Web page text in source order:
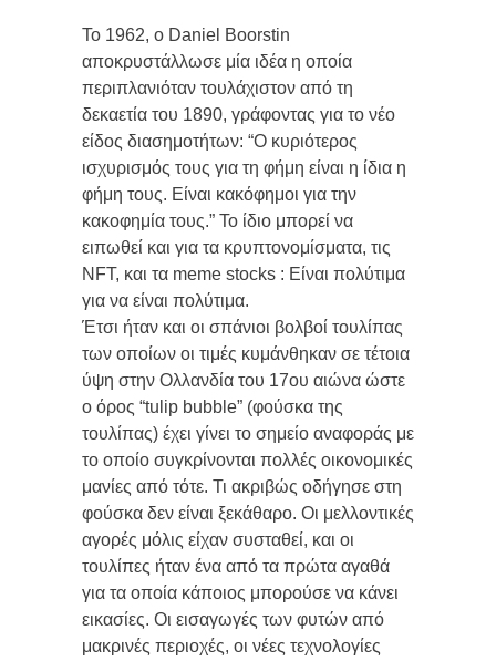
Το 1962, ο Daniel Boorstin
αποκρυστάλλωσε μία ιδέα η οποία
περιπλανιόταν τουλάχιστον από τη
δεκαετία του 1890, γράφοντας για το νέο
είδος διασημοτήτων: “Ο κυριότερος
ισχυρισμός τους για τη φήμη είναι η ίδια η
φήμη τους. Είναι κακόφημοι για την
κακοφημία τους.” Το ίδιο μπορεί να
ειπωθεί και για τα κρυπτονομίσματα, τις
NFT, και τα meme stocks : Είναι πολύτιμα
για να είναι πολύτιμα.
Έτσι ήταν και οι σπάνιοι βολβοί τουλίπας
των οποίων οι τιμές κυμάνθηκαν σε τέτοια
ύψη στην Ολλανδία του 17ου αιώνα ώστε
ο όρος “tulip bubble” (φούσκα της
τουλίπας) έχει γίνει το σημείο αναφοράς με
το οποίο συγκρίνονται πολλές οικονομικές
μανίες από τότε. Τι ακριβώς οδήγησε στη
φούσκα δεν είναι ξεκάθαρο. Οι μελλοντικές
αγορές μόλις είχαν συσταθεί, και οι
τουλίπες ήταν ένα από τα πρώτα αγαθά
για τα οποία κάποιος μπορούσε να κάνει
εικασίες. Οι εισαγωγές των φυτών από
μακρινές περιοχές, οι νέες τεχνολογίες